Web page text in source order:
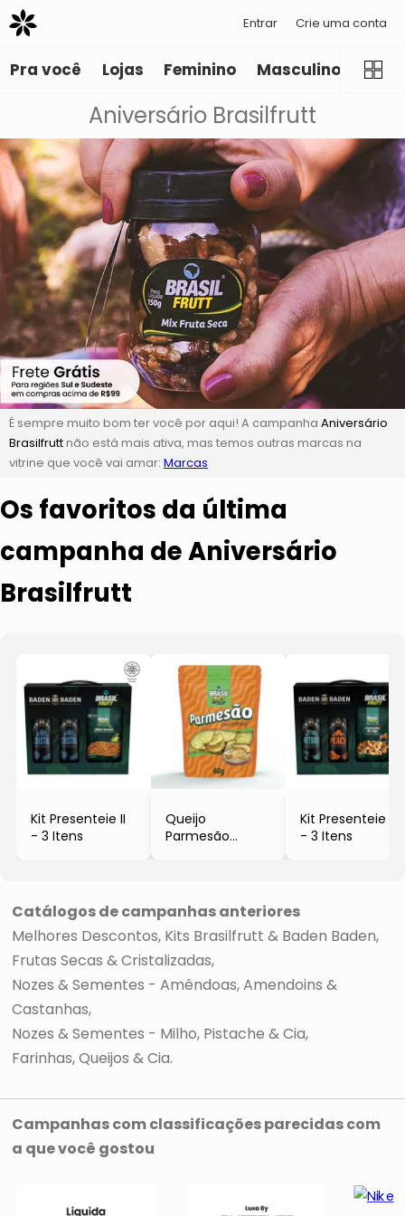
Entrar Crie uma conta
Pra você Lojas Feminino Masculino
Aniversário Brasilfrutt
É sempre muito bom ter você por aqui! A campanha Aniversário
Brasilfruttnão está mais ativa, mas temos outras marcas na
vitrine que você vai amar: Marcas
Os favoritos da última
campanha de Aniversário
Brasilfrutt
Kit Presenteie II
- 3 Itens
Queijo
Parmesão
Kit Presenteie I
- 3 Itens
Catálogos de campanhas anteriores
Melhores Descontos Kits Brasilfrutt & Baden Baden
Frutas Secas & Cristalizadas
Nozes & Sementes - Amêndoas, Amendoins &
Castanhas
Nozes & Sementes - Milho, Pistache & Cia
Farinhas, Queijos & Cia
Campanhas com classificações parecidas com
a que você gostou